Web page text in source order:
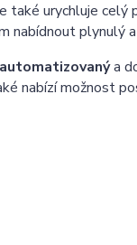
také urychluje celý
nabídnout plynulý
a
nabízí možnost
Chaterimo